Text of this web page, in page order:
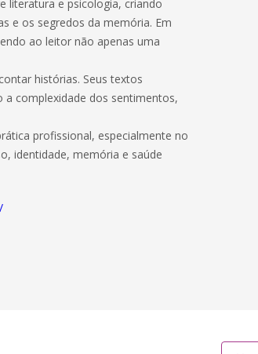
literatura e psicologia, criando
e os segredos da memória. Em
ao leitor não apenas uma
histórias. Seus textos
complexidade dos sentimentos,
profissional, especialmente no
identidade, memória e saúde